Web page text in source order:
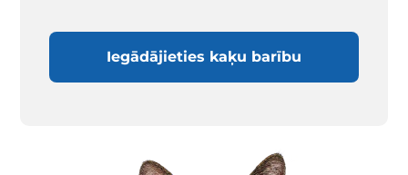
Iegādājieties kaķu barību